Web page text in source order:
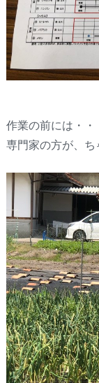
作業の前には・・
専門家の方が、ち